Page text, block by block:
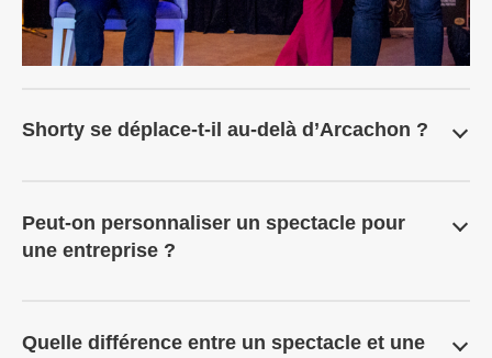
Shorty se déplace-t-il au-delà d’Arcachon ?
Peut-on personnaliser un spectacle pour
une entreprise ?
Quelle différence entre un spectacle et une